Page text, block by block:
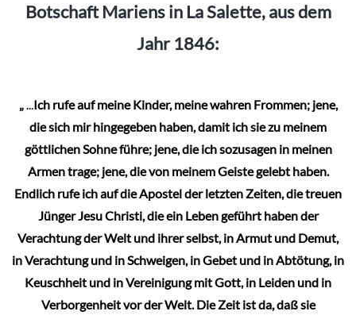
Botschaft Mariens in La Salette, aus dem
Jahr 1846:
„...Ich rufe auf meine Kinder, meine wahren Frommen; jene,
die sich mir hingegeben haben, damit ich sie zu meinem
göttlichen Sohne führe; jene, die ich sozusagen in meinen
Armen trage; jene, die von meinem Geiste gelebt haben.
Endlich rufe ich auf die Apostel der letzten Zeiten, die treuen
Jünger Jesu Christi, die ein Leben geführt haben der
Verachtung der Welt und ihrer selbst, in Armut und Demut,
in Verachtung und in Schweigen, in Gebet und in Abtötung, in
Keuschheit und in Vereinigung mit Gott, in Leiden und in
Verborgenheit vor der Welt. Die Zeit ist da, daß sie